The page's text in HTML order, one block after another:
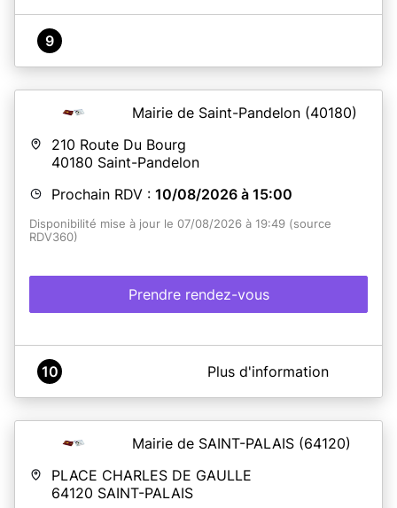
9
Mairie de Saint-Pandelon (40180)
210 Route Du Bourg
40180 Saint-Pandelon
Prochain RDV : 10/08/2026 à 15:00
Disponibilité mise à jour le 07/08/2026 à 19:49 (source
RDV360)
Prendre rendez-vous
A propos de Mairie Saint-Pandelon
minutes. Nous vous remercions de patienter pour la
réception de cet e-mail ne pas renouveler inutilement
votre demande de rendez-vous.
10 Plus d'information
Mairie de SAINT-PALAIS (64120)
PLACE CHARLES DE GAULLE
64120 SAINT-PALAIS